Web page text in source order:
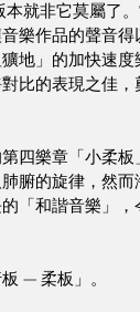
就非它莫屬了
樂作品的聲音得
地」的加快速
比的表現之佳
四樂章「小柔
腑的旋律，然
「和諧音樂」
— 柔板」。